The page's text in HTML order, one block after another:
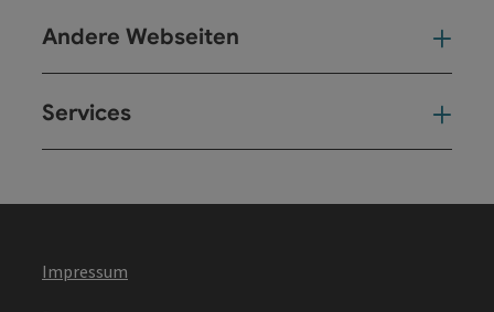
Andere Webseiten
Services
Impressum